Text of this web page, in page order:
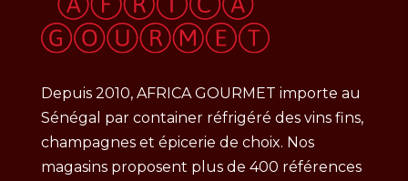
Depuis 2010, AFRICA GOURMET importe au
Sénégal par container réfrigéré des vins fins,
champagnes et épicerie de choix. Nos
magasins proposent plus de 400 références